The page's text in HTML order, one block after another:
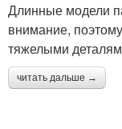
Длинные модели
внимание,
тяжелыми
читать дальше →